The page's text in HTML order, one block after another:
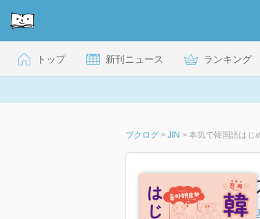
トップ 新刊ニュース ランキング
ブクログ > JIN > 本気で韓国語はじ